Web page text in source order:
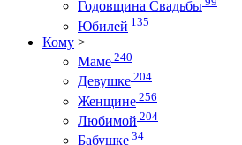
Годовщина Свадьбы
Юбилей 135
Кому >
Маме 240
Девушке 204
Женщине 256
Любимой 204
Бабушке 34